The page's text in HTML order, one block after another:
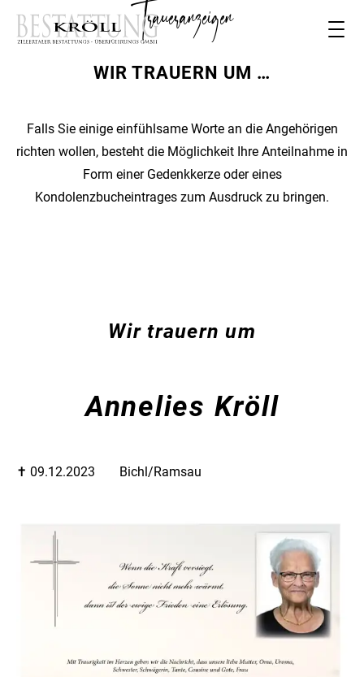
Traueranzeigen
WIR TRAUERN UM …
Falls Sie einige einfühlsame Worte an die Angehörigen
richten wollen, besteht die Möglichkeit Ihre Anteilnahme in
Form einer Gedenkkerze oder eines
Kondolenzbucheintrages zum Ausdruck zu bringen.
Wir trauern um
Annelies Kröll
✝︎ 09.12.2023 Bichl/Ramsau